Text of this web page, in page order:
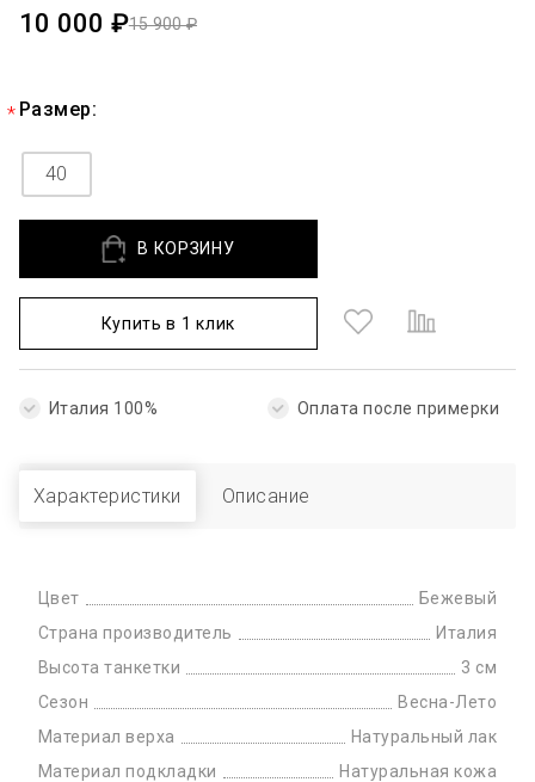
15 900 ₽
10 000 ₽
Размер:
40
В КОРЗИНУ
Купить в 1 клик
Италия 100% Оплата после примерки
Характеристики Описание
Цвет
Бежевый
Страна производитель
Италия
Высота танкетки
3 см
Сезон
Весна-Лето
Материал верха
Натуральный лак
Материал подкладки
Натуральная кожа